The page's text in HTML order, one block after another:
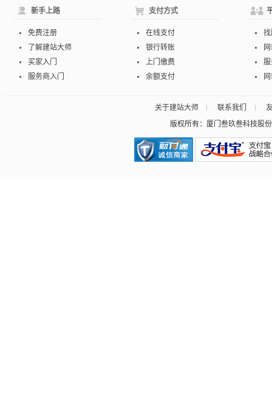
新手上路
免费注册
了解建站大师
买家入门
服务商入门
支付方式
在线支付
银行转账
上门缴费
余额支付
关于建站大师 联系我们
版权所有：厦门叁玖叁科技股